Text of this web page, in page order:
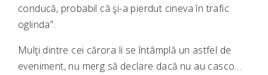
conducă, probabil că şi-a pierdut cineva în trafic
oglinda”.
Mulţi dintre cei cărora li se întâmplă un astfel de
eveniment, nu merg să declare dacă nu au casco…